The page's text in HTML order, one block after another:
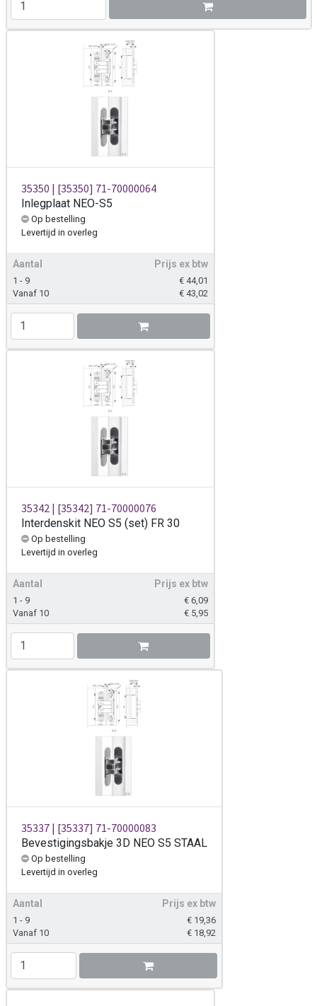
35350 | [35350] 71-70000064
Inlegplaat NEO-S5
Op bestelling
Levertijd in overleg
Aantal Prijs ex btw
1 - 9 € 44,01
Vanaf 10
€ 43,02
35342 | [35342] 71-70000076
Interdenskit NEO S5 (set) FR 30
Op bestelling
Levertijd in overleg
Aantal Prijs ex btw
1 - 9 € 6,09
Vanaf 10
€ 5,95
35337 | [35337] 71-70000083
Bevestigingsbakje 3D NEO S5 STAAL
Op bestelling
Levertijd in overleg
Aantal Prijs ex btw
1 - 9 € 19,36
Vanaf 10
€ 18,92